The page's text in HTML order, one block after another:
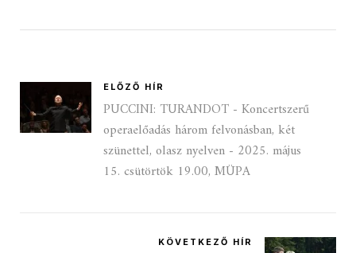
ELŐZŐ HÍR
PUCCINI: TURANDOT - Koncertszerű
operaelőadás három felvonásban, két
szünettel, olasz nyelven - 2025. május
15. csütörtök 19.00, MÜPA
KÖVETKEZŐ HÍR